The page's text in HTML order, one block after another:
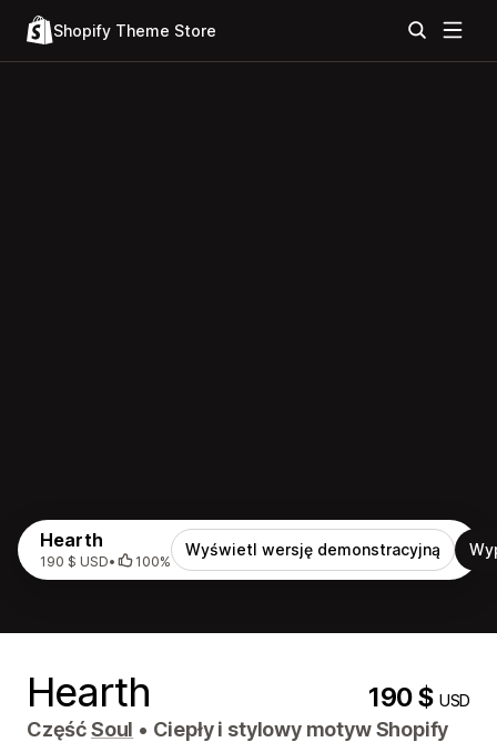
Shopify Theme Store
Hearth
190 $ USD• 100%
Wyświetl wersję demonstracyjną
Hearth 190 $USD
CzęśćSoul • Ciepły i stylowy motyw Shopify